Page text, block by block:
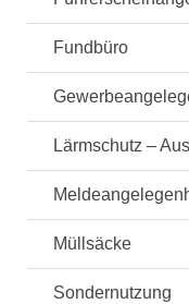
Fundbüro
Lärmschutz –
Müllsäcke
Sondernutzung